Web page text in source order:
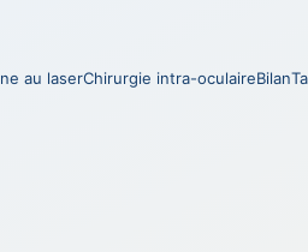
au laserChirurgie intra-oculaireBilan